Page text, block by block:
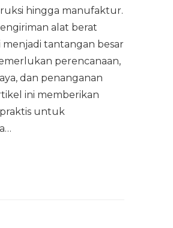
hingga manufaktur.
alat berat
menjadi tantangan besar
perencanaan,
dan penanganan
ini memberikan
untuk